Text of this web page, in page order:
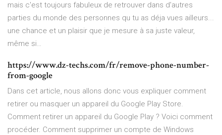
mais c'est toujours fabuleux de retrouver dans d'autres
parties du monde des personnes qu tu as déja vues ailleurs...
une chance et un plaisir que je mesure à sa juste valeur,
même si…
https://www.dz-techs.com/fr/remove-phone-number-
from-google
Dans cet article, nous allons donc vous expliquer comment
retirer ou masquer un appareil du Google Play Store.
Comment retirer un appareil du Google Play ? Voici comment
procéder. Comment supprimer un compte de Windows